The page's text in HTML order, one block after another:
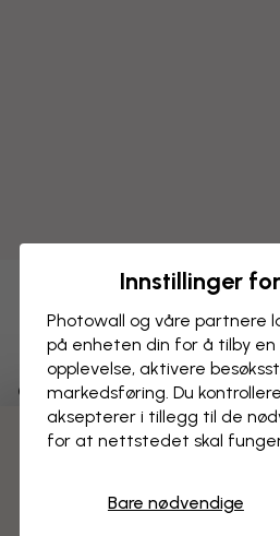
Flerfarga
dinosaurar
Tilpass og
Innstillinger
Photowall og våre partnere
på enheten din for å tilby en
opplevelse, aktivere
markedsføring. Du
aksepterer i tillegg til de
for at nettstedet skal
Bare nødvendige